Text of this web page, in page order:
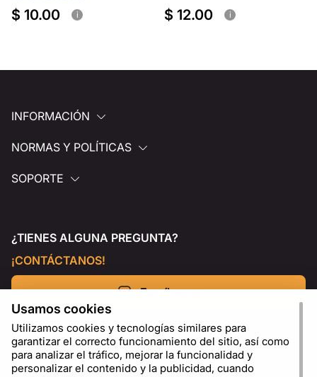
$ 10.00 i $ 12.00 i
INFORMACIÓN
NORMAS Y POLÍTICAS
SOPORTE
¿TIENES ALGUNA PREGUNTA?
¡CONTÁCTANOS!
Escríbenos
Usamos cookies
Utilizamos cookies y tecnologías similares para
garantizar el correcto funcionamiento del sitio, así como
para analizar el tráfico, mejorar la funcionalidad y
personalizar el contenido y la publicidad, cuando